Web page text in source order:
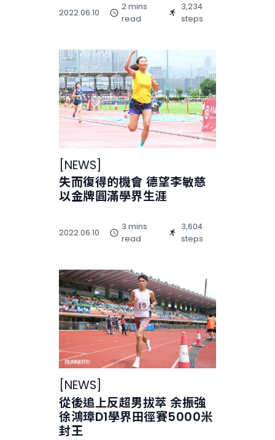
2022.06.10
2 mins
read
3,234
steps
[NEWS]
失而復得的機會 德望李敏慈
以金牌圓滿學界生涯
2022.06.10
3 mins
read
3,604
steps
[NEWS]
從後追上反超男拔萃 余振強
徐鴻璋D1學界田徑賽5000米
封王